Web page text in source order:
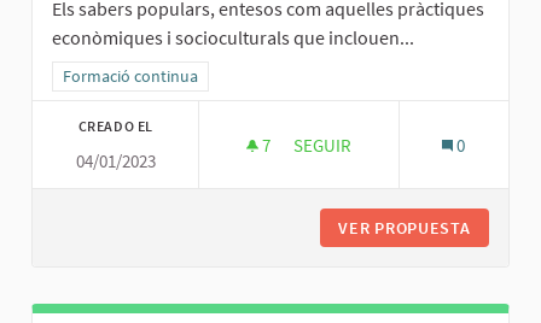
Els sabers populars, entesos com aquelles pràctiques
econòmiques i socioculturals que inclouen...
Resultados al filtrar por la categoría: Formació continua
Formació continua
CREADO EL
04/01/2023
7 7 SEGUIDORAS
SEGUIR 0
VER PROPUESTA